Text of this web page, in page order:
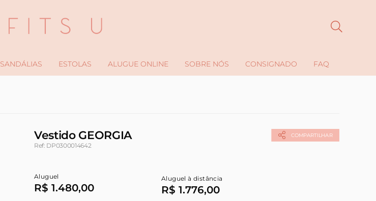
SANDÁLIAS ESTOLAS ALUGUE ONLINE SOBRE NÓS CONSIGNADO FAQ
COMPARTILHAR
Vestido GEORGIA
Ref: DP0300014642
Aluguel
R$ 1.480,00
Aluguel à distância
R$ 1.776,00